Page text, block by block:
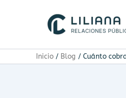
Inicio Blog Cuánto